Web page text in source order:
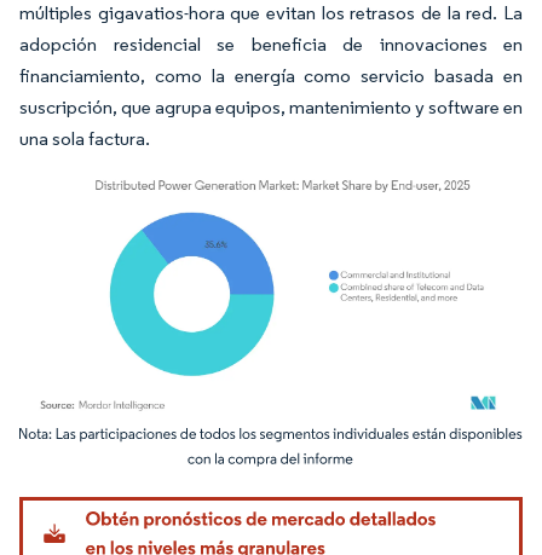
múltiples gigavatios-hora que evitan los retrasos de la red. La
adopción residencial se beneficia de innovaciones en
financiamiento, como la energía como servicio basada en
suscripción, que agrupa equipos, mantenimiento y software en
una sola factura.
Imagen © Mordor Intelligence. El uso requiere atribución según CC BY 4.0.